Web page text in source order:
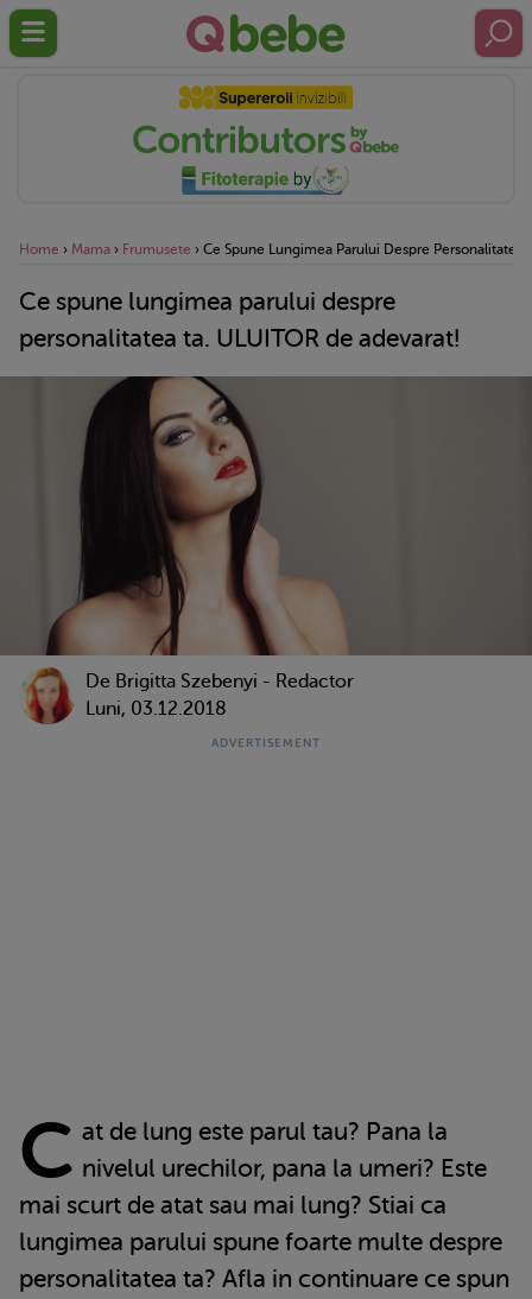
Home › Mama › Frumusete › Ce Spune Lungimea Parului Despre Personalitatea
Ce spune lungimea parului despre
personalitatea ta. ULUITOR de adevarat!
De Brigitta Szebenyi - Redactor
Luni, 03.12.2018
C at de lung este parul tau? Pana la
nivelul urechilor, pana la umeri? Este
mai scurt de atat sau mai lung? Stiai ca
lungimea parului spune foarte multe despre
personalitatea ta? Afla in continuare ce spun